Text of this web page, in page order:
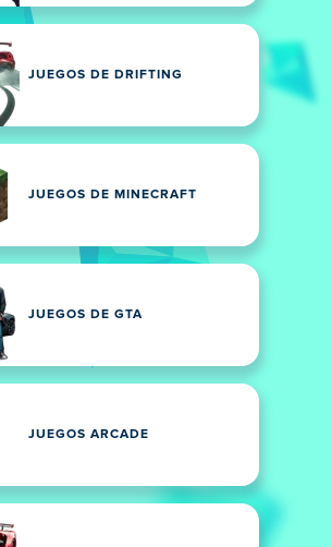
JUEGOS DE DRIFTING
JUEGOS DE MINECRAFT
JUEGOS DE GTA
JUEGOS ARCADE